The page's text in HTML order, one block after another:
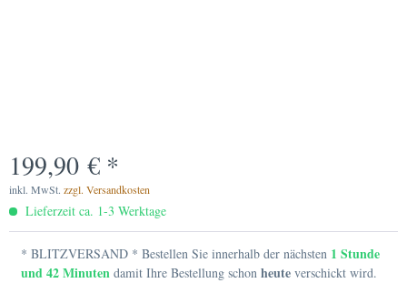
199,90 € *
inkl. MwSt. zzgl. Versandkosten
Lieferzeit ca. 1-3 Werktage
* BLITZVERSAND * Bestellen Sie innerhalb der nächsten 1 Stunde
und 42 Minuten damit Ihre Bestellung schon heute verschickt wird.